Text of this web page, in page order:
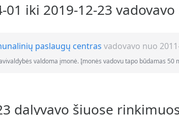
01 iki 2019-12-23
paslaugų centras vadovavo nuo
valdoma įmonė. Įmonės vadovu tapo būdamas
dalyvavo šiuose